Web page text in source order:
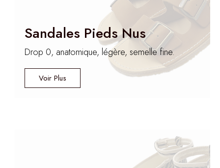
Sandales Pieds Nus
Drop 0, anatomique, légère, semelle fine.
Voir Plus
Embout Anatomique
Respectez la forme naturelle de votre pied
Voir les Mary Janes